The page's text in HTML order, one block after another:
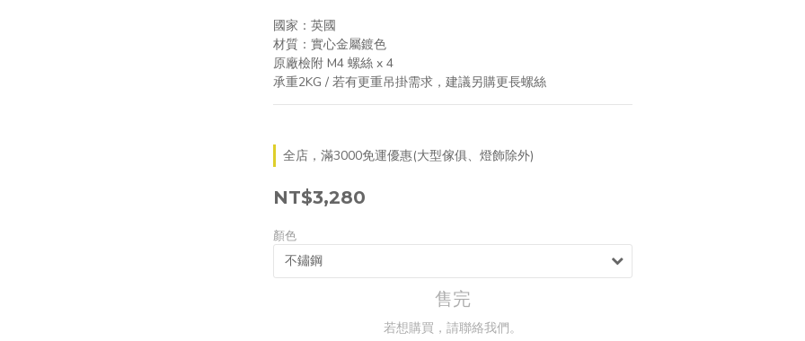
國家：英國
材質：實心金屬鍍色
原廠檢附 M4 螺絲 x 4
承重2KG / 若有更重吊掛需求，建議另購更長螺絲
全店，滿3000免運優惠(大型傢俱、燈飾除外)
NT$3,280
顏色
售完
若想購買，請聯絡我們。